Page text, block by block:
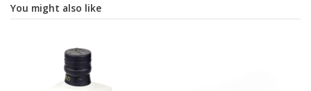
You might also like